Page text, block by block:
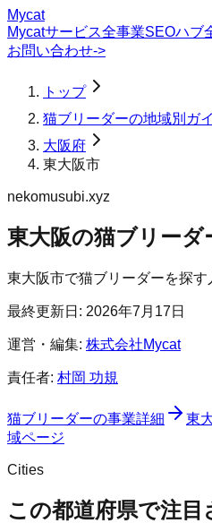
Mycat
Mycatサービス全事業SEOハブ
お問い合わせ->
トップ
猫ブリーダーの地域別ガ
大阪府
東大阪市
nekomusubi.xyz
東大阪の猫ブリーダ
東大阪市で猫ブリーダーを探す
最終更新日: 2026年7月17日
運営・編集: 株式会社Mycat
責任者: 村岡 功規
猫ブリーダーの事業詳細 東
域ページ
Cities
この都道府県で注目